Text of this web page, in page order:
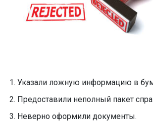
Указали ложную информацию в
Предоставили неполный пакет
Неверно оформили документы.